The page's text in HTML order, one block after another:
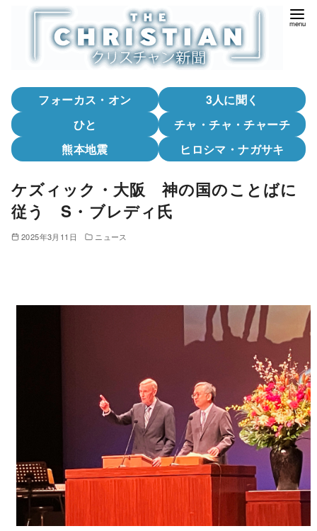
フォーカス・オン
3人に聞く
ひと
チャ・チャ・チャーチ
熊本地震
ヒロシマ・ナガサキ
ケズィック・大阪 神の国のことばに
従う S・ブレディ氏
2025年3月11日 ニュース